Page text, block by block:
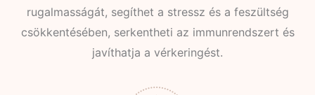
rugalmasságát, segíthet a stressz és a feszültség
csökkentésében, serkentheti az immunrendszert és
javíthatja a vérkeringést.